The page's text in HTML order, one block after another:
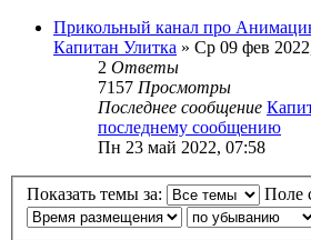
Прикольный канал про
Капитан Улитка » Ср 09 фев
2 Ответы
7157 Просмотры
Последнее сообщение
последнему сообщению
Пн 23 май 2022, 07:58
Показать темы за: Поле